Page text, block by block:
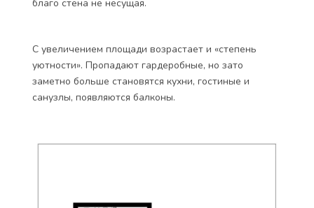
благо стена не несущая.
С увеличением площади возрастает и «степень
уютности». Пропадают гардеробные, но зато
заметно больше становятся кухни, гостиные и
санузлы, появляются балконы.